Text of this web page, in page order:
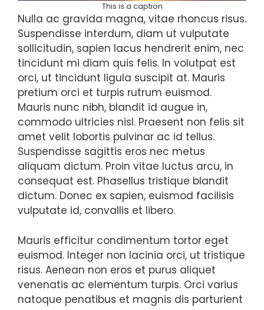
This is a caption
Nulla ac gravida magna, vitae rhoncus risus.
Suspendisse interdum, diam ut vulputate
sollicitudin, sapien lacus hendrerit enim, nec
tincidunt mi diam quis felis. In volutpat est
orci, ut tincidunt ligula suscipit at. Mauris
pretium orci et turpis rutrum euismod.
Mauris nunc nibh, blandit id augue in,
commodo ultricies nisl. Praesent non felis sit
amet velit lobortis pulvinar ac id tellus.
Suspendisse sagittis eros nec metus
aliquam dictum. Proin vitae luctus arcu, in
consequat est. Phasellus tristique blandit
dictum. Donec ex sapien, euismod facilisis
vulputate id, convallis et libero.
Mauris efficitur condimentum tortor eget
euismod. Integer non lacinia orci, ut tristique
risus. Aenean non eros et purus aliquet
venenatis ac elementum turpis. Orci varius
natoque penatibus et magnis dis parturient